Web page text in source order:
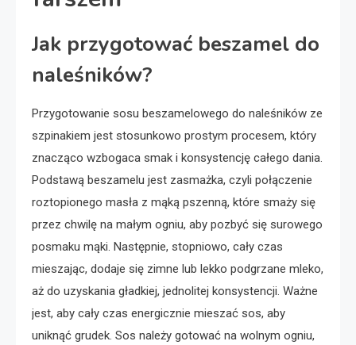
Jak przygotować beszamel do
naleśników?
Przygotowanie sosu beszamelowego do naleśników ze
szpinakiem jest stosunkowo prostym procesem, który
znacząco wzbogaca smak i konsystencję całego dania.
Podstawą beszamelu jest zasmażka, czyli połączenie
roztopionego masła z mąką pszenną, które smaży się
przez chwilę na małym ogniu, aby pozbyć się surowego
posmaku mąki. Następnie, stopniowo, cały czas
mieszając, dodaje się zimne lub lekko podgrzane mleko,
aż do uzyskania gładkiej, jednolitej konsystencji. Ważne
jest, aby cały czas energicznie mieszać sos, aby
uniknąć grudek. Sos należy gotować na wolnym ogniu,